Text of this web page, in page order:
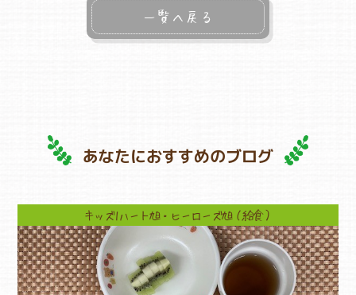
一覧へ戻る
あなたにおすすめのブログ
キッズ1ハート旭・ヒーローズ旭（給食）